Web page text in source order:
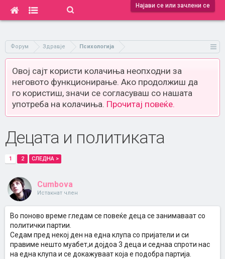
Најави се или зачлени се
Форум Здравје Психологија
Овој сајт користи колачиња неопходни за
неговото функционирање. Ако продолжиш да
го користиш, значи се согласуваш со нашата
употреба на колачиња. Прочитај повеќе.
Децата и политиката
1 2 СЛЕДНА >
Cumbova
Истакнат член
Во поново време гледам се повеќе деца се занимаваат со
политички партии.
Седам пред некој ден на една клупа со пријатели и си
правиме нешто муабет,и дојдоа 3 деца и седнаа спроти нас
на една клупа и се докажуваат која е подобра партија.